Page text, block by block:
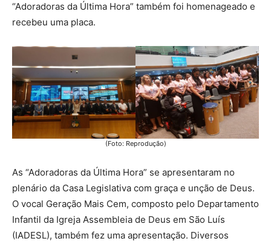
“Adoradoras da Última Hora” também foi homenageado e
recebeu uma placa.
(Foto: Reprodução)
As “Adoradoras da Última Hora” se apresentaram no
plenário da Casa Legislativa com graça e unção de Deus.
O vocal Geração Mais Cem, composto pelo Departamento
Infantil da Igreja Assembleia de Deus em São Luís
(IADESL), também fez uma apresentação. Diversos